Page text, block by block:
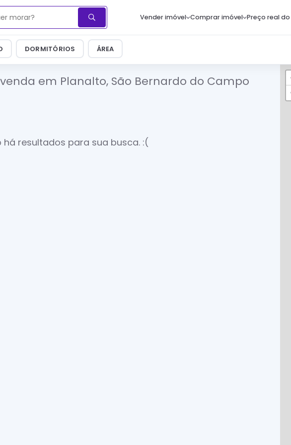
Vender imóvel Comprar imóvel Preço real do
DORMITÓRIOS ÁREA
em Planalto, São Bernardo do Campo
há resultados para sua busca. :(